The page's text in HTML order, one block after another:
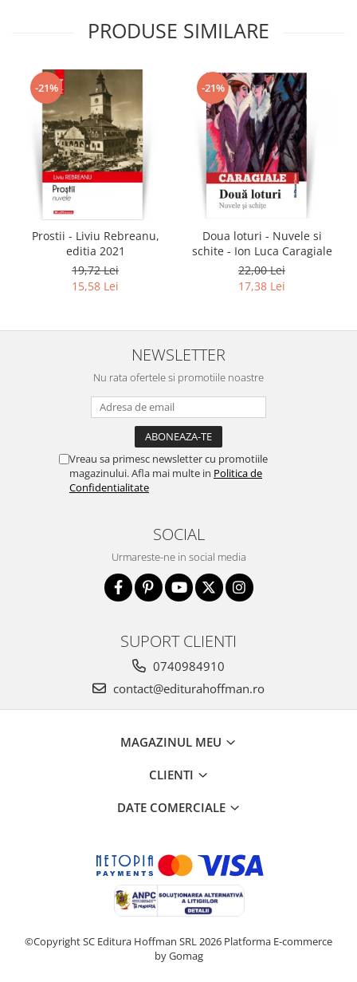
PRODUSE SIMILARE
-21%
Prostii - Liviu Rebreanu,
editia 2021
19,72 Lei
15,58 Lei
-21%
Doua loturi - Nuvele si
schite - Ion Luca Caragiale
22,00 Lei
17,38 Lei
NEWSLETTER
Nu rata ofertele si promotiile noastre
Vreau sa primesc newsletter cu promotiile
magazinului. Afla mai multe in Politica de
Confidentialitate
SOCIAL
Urmareste-ne in social media
SUPORT CLIENTI
0740984910
contact@editurahoffman.ro
MAGAZINUL MEU
CLIENTI
DATE COMERCIALE
©Copyright SC Editura Hoffman SRL 2026 Platforma E-commerce
by Gomag